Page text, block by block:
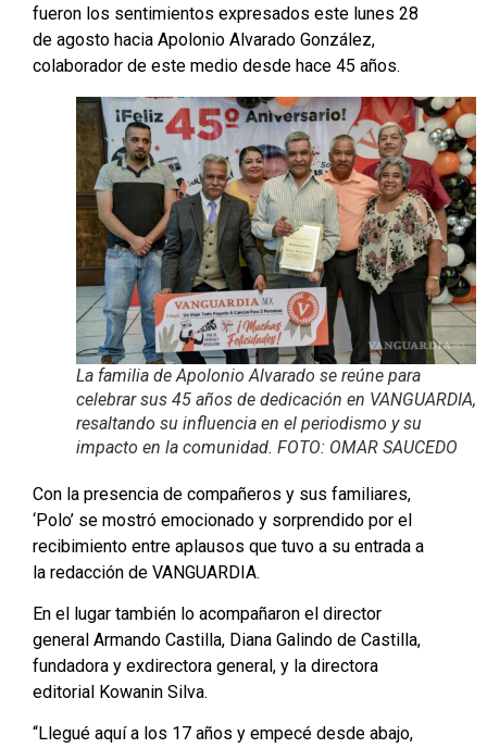
fueron los sentimientos expresados este lunes 28
de agosto hacia Apolonio Alvarado González,
colaborador de este medio desde hace 45 años.
La familia de Apolonio Alvarado se reúne para
celebrar sus 45 años de dedicación en VANGUARDIA,
resaltando su influencia en el periodismo y su
impacto en la comunidad. FOTO: OMAR SAUCEDO
Con la presencia de compañeros y sus familiares,
‘Polo’ se mostró emocionado y sorprendido por el
recibimiento entre aplausos que tuvo a su entrada a
la redacción de VANGUARDIA.
En el lugar también lo acompañaron el director
general Armando Castilla, Diana Galindo de Castilla,
fundadora y exdirectora general, y la directora
editorial Kowanin Silva.
“Llegué aquí a los 17 años y empecé desde abajo,